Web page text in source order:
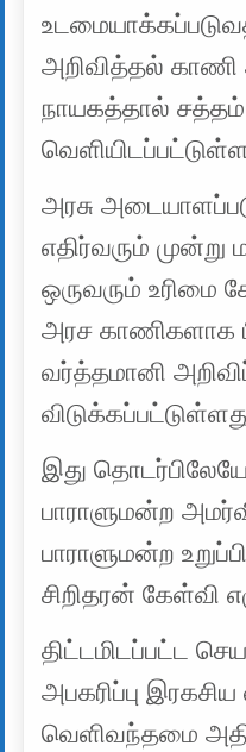
அறிவித்தல்
நாயகத்தால் சத்தம்
அரசு
எதிர்வரும்
ஒருவரும் உரிமை
அரச காணிகளாக
வர்த்தமானி
இது
பாராளுமன்ற
பாராளுமன்ற
சிறிதரன் கேள்வி
திட்டமிடப்பட்ட
அபகரிப்பு
வெளிவந்தமை